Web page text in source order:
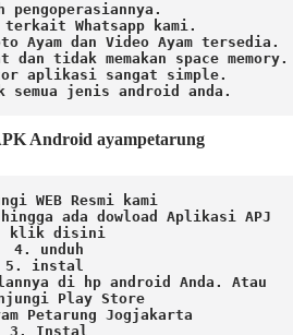
pengoperasiannya.
terkait Whatsapp kami.
Ayam dan Video Ayam tersedia.
tidak memakan space memory.
aplikasi sangat simple.
semua jenis android anda.
Android ayampetarung
WEB Resmi kami
ada dowload Aplikasi APJ
klik disini
4. unduh
5. instal
di hp android Anda. Atau
Play Store
Petarung Jogjakarta
3. Instal